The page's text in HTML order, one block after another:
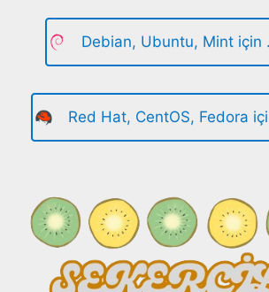
Debian, Ubuntu, Mint için
Red Hat, CentOS, Fedora